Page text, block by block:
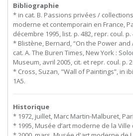
Bibliographie
* in cat. B. Passions privées /
moderne et contemporain en France,
décembre 1995, list. p. 482, repr. coul.
* Blistène, Bernard, “On the Power and
cat. A. The Buren Times, New York :
Museum, avril 2005, cit. et repr. coul. p.
* Cross, Suzan, "Wall of Paintings”, in
1A5.
Historique
* 1972, juillet, Marc Martin-Malburet,
* 1995, Musée d’art moderne de la